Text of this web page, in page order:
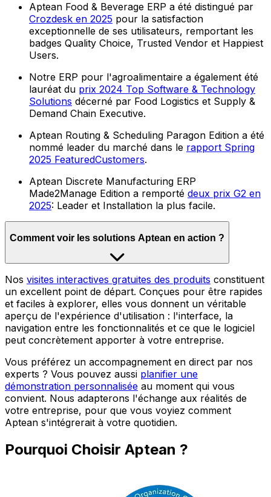
Aptean Food & Beverage ERP a été distingué par
Crozdesk en 2025 pour la satisfaction
exceptionnelle de ses utilisateurs, remportant les
badges Quality Choice, Trusted Vendor et Happiest
Users.
Notre ERP pour l'agroalimentaire a également été
lauréat du prix 2024 Top Software & Technology
Solutions décerné par Food Logistics et Supply &
Demand Chain Executive.
Aptean Routing & Scheduling Paragon Edition a été
nommé leader du marché dans le rapport Spring
2025 FeaturedCustomers.
Aptean Discrete Manufacturing ERP
Made2Manage Edition a remporté deux prix G2 en
2025: Leader et Installation la plus facile.
Comment voir les solutions Aptean en action ?
Nos visites interactives gratuites des produits constituent
un excellent point de départ. Conçues pour être rapides
et faciles à explorer, elles vous donnent un véritable
aperçu de l'expérience d'utilisation : l'interface, la
navigation entre les fonctionnalités et ce que le logiciel
peut concrètement apporter à votre entreprise.
Vous préférez un accompagnement en direct par nos
experts ? Vous pouvez aussi planifier une
démonstration personnalisée au moment qui vous
convient. Nous adapterons l'échange aux réalités de
votre entreprise, pour que vous voyiez comment
Aptean s'intégrerait à votre quotidien.
Pourquoi Choisir Aptean ?